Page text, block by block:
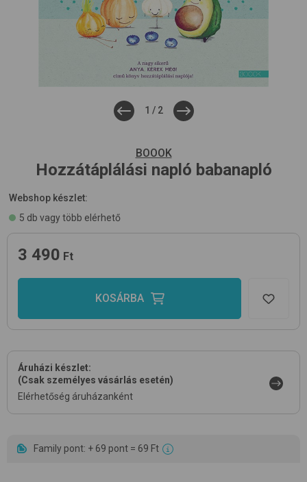
1 / 2
BOOOK
Hozzátáplálási napló babanapló
Webshop készlet:
5 db vagy több elérhető
3 490 Ft
KOSÁRBA
Áruházi készlet:
(Csak személyes vásárlás esetén)
Elérhetőség áruházanként
Family pont: + 69 pont = 69 Ft